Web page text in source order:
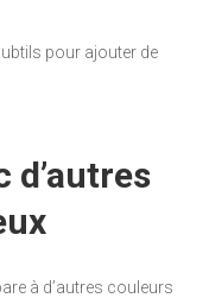
pour ajouter de
d’autres
à d’autres couleurs